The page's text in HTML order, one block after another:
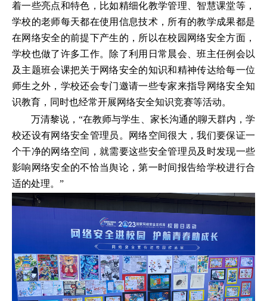
着一些亮点和特色，比如精细化教学管理、智慧课堂等，
学校的老师每天都在使用信息技术，所有的教学成果都是
在网络安全的前提下产生的，所以在校园网络安全方面，
学校也做了许多工作。除了利用日常晨会、班主任例会以
及主题班会课把关于网络安全的知识和精神传达给每一位
师生之外，学校还会专门邀请一些专家来指导网络安全知
识教育，同时也经常开展网络安全知识竞赛等活动。
万清黎说，“在教师与学生、家长沟通的聊天群内，学
校还设有网络安全管理员。网络空间很大，我们要保证一
个干净的网络空间，就需要这些安全管理员及时发现一些
影响网络安全的不恰当舆论，第一时间报告给学校进行合
适的处理。”